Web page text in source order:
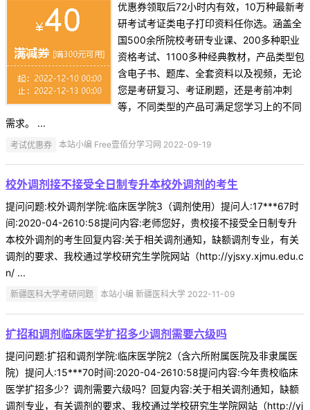
优惠券领取后72小时内有效，10万种最新考
研考试考证类电子打印资料任你选。涵盖全
国500余所院校考研专业课、200多种职业
资格考试、1100多种经典教材，产品类型包
含电子书、题库、全套资料以及视频，无论
您是考研复习、考证刷题，还是考前冲刺
等，不同类型的产品可满足您学习上的不同
需求。 ...
考试优惠券 本站小编 Free壹佰分学习网 2022-09-19
校外调剂接不接受全日制专升本校外调剂的考生
提问问题:校外调剂学院:临床医学院3（调剂使用）提问人:17***67时
间:2020-04-2610:58提问内容:老师您好，贵校接不接受全日制专升
本校外调剂的考生回复内容:关于相关调剂通知，缺额调剂专业，有关
调剂的要求、我校通过学校研究生学院网站（http://yjsxy.xjmu.edu.c
n/ ...
新疆医科大学考研问题 本站小编 新疆医科大学 2022-11-09
扩招和调剂临床医学扩招多少调剂需要六级吗
提问问题:扩招和调剂学院:临床医学院2（含六所附属医院及非隶属医
院）提问人:15***70时间:2020-04-2610:58提问内容:今年贵校临床
医学扩招多少？调剂需要六级吗？回复内容:关于相关调剂通知，缺额
调剂专业，有关调剂的要求、我校通过学校研究生学院网站（http://yj